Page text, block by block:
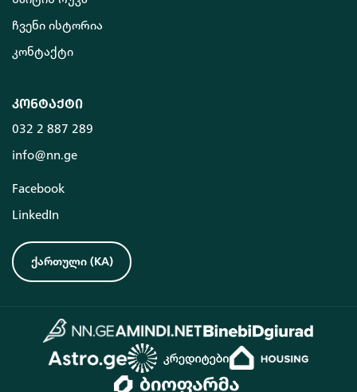
ჩვენი ისტორია
კონტაქტი
კონტაქტი
032 2 887 289
info@nn.ge
Facebook
LinkedIn
ქართული (KA)